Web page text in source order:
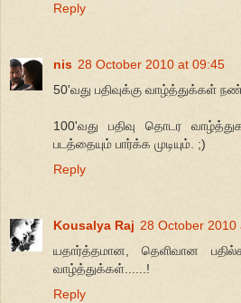
Reply
nis 28 October 2010 at 09:45
50'வது பதிவுக்கு வாழ்த்துக்கள்
100'வது பதிவு தொடர
படத்தையும் பார்க்க முடியும். ;)
Reply
Kousalya Raj 28 October 2010
யதார்த்தமான, தெளிவான
வாழ்த்துக்கள்......!
Reply